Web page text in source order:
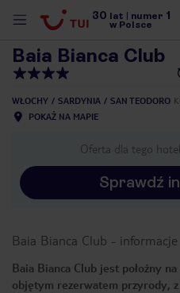
30 lat numer 1
w Polsce
Baia Bianca Club
WŁOCHY SARDYNIA SAN TEODORO
POKAŻ NA MAPIE
Oferta dla tego
Sprawdź
Baia Bianca Club - informacje
Baia Bianca Club jest położny
objętym rezerwatem przyrody,